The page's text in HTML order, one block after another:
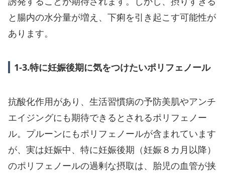
と腸内の水分量が増え、下痢を引き起こす可能性が
あります。
1-3.特に妊娠後期に気をつけたいポリフェノール
抗酸化作用があり、生活習慣病の予防美肌やアンチ
エイジングにも期待できるとされるポリフェノー
ル。プルーンにもポリフェノールが含まれています
が、実は妊娠中、特に妊娠後期（妊娠８カ月以降）
のポリフェノールの過剰な摂取は、胎児の血管が挟